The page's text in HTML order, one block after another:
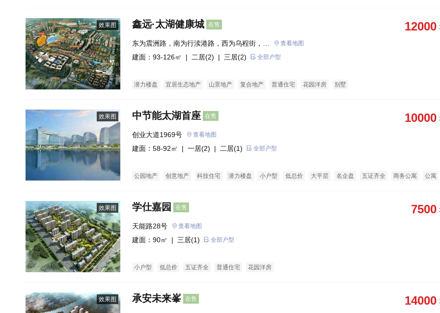
效果图 鑫远·太湖健康城 在售 12000
东为震洲路，南为行渎港路，西为乌程街，北
为滨港北路。
查看地图
建面：93-126㎡ | 二居(2) | 三居(2) 全部户型
潜力楼盘 宜居生态地产 山景地产 复合地产 普通住宅 花园洋房 别墅
效果图 中节能太湖首座 在售 10000
创业大道1969号 查看地图
建面：58-92㎡ | 一居(2) | 二居(1) 全部户型
公园地产 创意地产 科技住宅 潜力楼盘 小户型 低总价 大平层 名企盘 五证齐全 商务公寓
公寓
效果图 学仕嘉园 在售 7500
天能路28号 查看地图
建面：90㎡ | 三居(1) 全部户型
小户型 低总价 五证齐全 普通住宅 花园洋房
效果图 承安未来峯 在售 14000